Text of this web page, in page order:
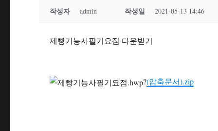
작성자 admin 작성일 2021-05-13 14:46
제빵기능사필기요점 다운받기
?(압축문서).zip